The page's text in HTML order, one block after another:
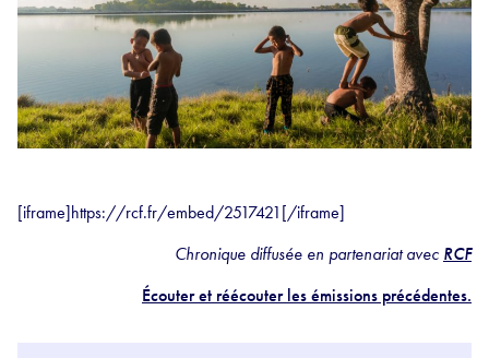
[iframe]https://rcf.fr/embed/2517421[/iframe]
Chronique diffusée en partenariat avec RCF
Écouter et réécouter les émissions précédentes.